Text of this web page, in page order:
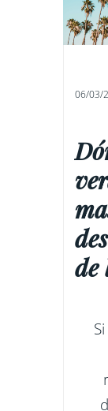
06/03/
de